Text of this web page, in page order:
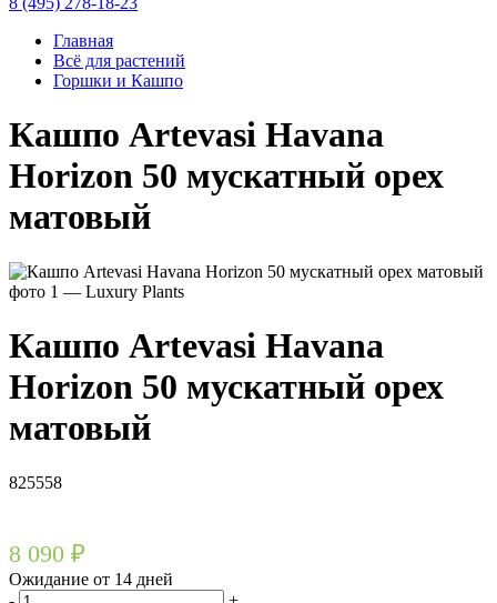
Главная
Всё для растений
Горшки и Кашпо
Кашпо Artevasi Havana
Horizon 50 мускатный орех
матовый
Кашпо Artevasi Havana
Horizon 50 мускатный орех
матовый
825558
8 090 ₽
Ожидание от 14 дней